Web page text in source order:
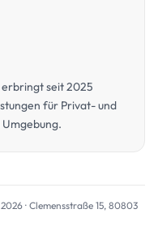
erbringt seit 2025
für Privat- und
· Clemensstraße 15, 80803